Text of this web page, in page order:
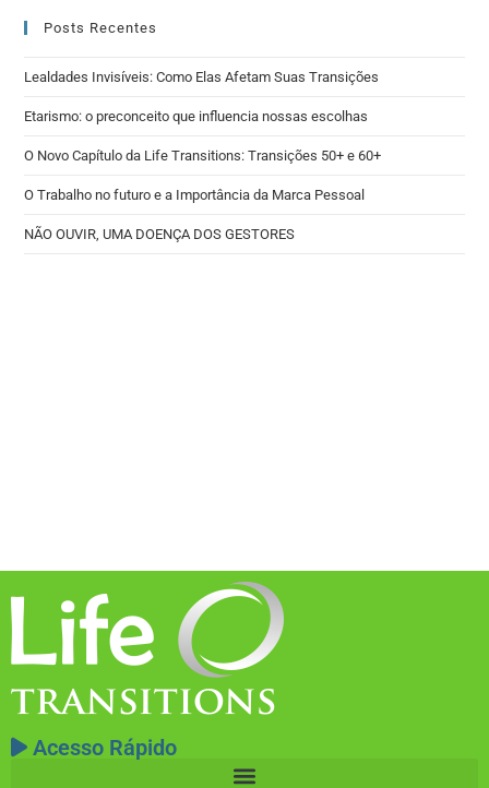
Posts Recentes
Lealdades Invisíveis: Como Elas Afetam Suas Transições
Etarismo: o preconceito que influencia nossas escolhas
O Novo Capítulo da Life Transitions: Transições 50+ e 60+
O Trabalho no futuro e a Importância da Marca Pessoal
NÃO OUVIR, UMA DOENÇA DOS GESTORES
Acesso Rápido